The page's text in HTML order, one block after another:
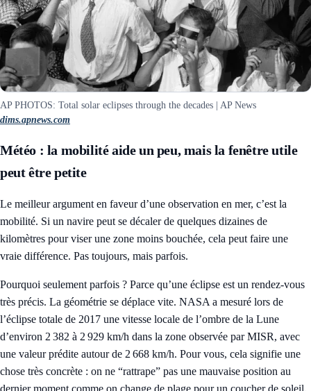
AP PHOTOS: Total solar eclipses through the decades | AP News
dims.apnews.com
Météo : la mobilité aide un peu, mais la fenêtre utile
peut être petite
Le meilleur argument en faveur d’une observation en mer, c’est la
mobilité. Si un navire peut se décaler de quelques dizaines de
kilomètres pour viser une zone moins bouchée, cela peut faire une
vraie différence. Pas toujours, mais parfois.
Pourquoi seulement parfois ? Parce qu’une éclipse est un rendez-vous
très précis. La géométrie se déplace vite. NASA a mesuré lors de
l’éclipse totale de 2017 une vitesse locale de l’ombre de la Lune
d’environ 2 382 à 2 929 km/h dans la zone observée par MISR, avec
une valeur prédite autour de 2 668 km/h. Pour vous, cela signifie une
chose très concrète : on ne “rattrape” pas une mauvaise position au
dernier moment comme on change de plage pour un coucher de soleil.